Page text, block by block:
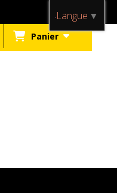
Panier
Langue ▼